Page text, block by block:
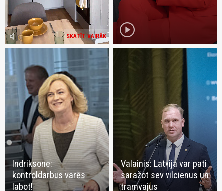
SKATĪT VAIRĀK
volume_mute play_circle
Indriksone:
kontroldarbus varēs
labot!
Valainis: Latvija var pati
saražot sev vilcienus un
tramvajus